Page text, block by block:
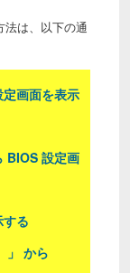
は、以下の通
画面を表示
BIOS 設定画
る
」 から